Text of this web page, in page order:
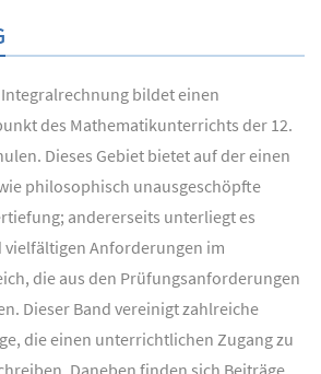
bildet einen
des Mathematikunterrichts der 12.
Dieses Gebiet bietet auf der einen
philosophisch unausgeschöpfte
andererseits unterliegt es
Anforderungen im
die aus den Prüfungsanforderungen
Dieser Band vereinigt zahlreiche
die einen unterrichtlichen Zugang zu